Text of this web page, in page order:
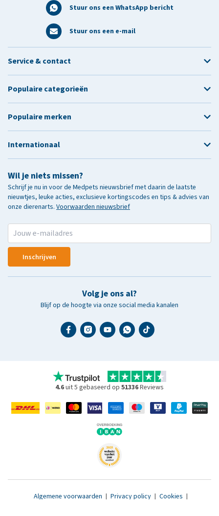
Stuur ons een WhatsApp bericht
Stuur ons een e-mail
Wil je niets missen?
Schrijf je nu in voor de Medpets nieuwsbrief met daarin de laatste
nieuwtjes, leuke acties, exclusieve kortingscodes en tips & advies van
onze dierenarts. Voorwaarden nieuwsbrief
Inschrijven
Volg je ons al?
Blijf op de hoogte via onze social media kanalen
Service & contact
Populaire categorieën
Populaire merken
Internationaal
4.6uit 5 gebaseerd op 51336Reviews
Algemene voorwaarden | Privacy policy | Cookies |